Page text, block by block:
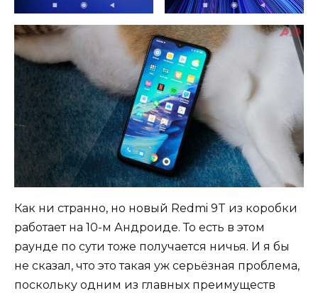
Как ни странно, но новый Redmi 9T из коробки
работает на 10-м Андроиде. То есть в этом
раунде по сути тоже получается ничья. И я бы
не сказал, что это такая уж серьёзная проблема,
поскольку одним из главных преимуществ